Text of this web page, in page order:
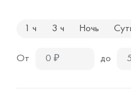
1 ч 3 ч Ночь
От до